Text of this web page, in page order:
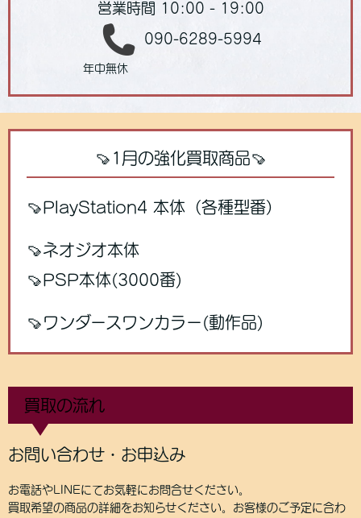
営業時間 10:00 - 19:00
090-6289-5994
年中無休
🍠1月の強化買取商品🍠
🍠PlayStation4 本体（各種型番）
🍠ネオジオ本体
🍠PSP本体(3000番)
🍠ワンダースワンカラー(動作品)
買取の流れ
お問い合わせ・お申込み
お電話やLINEにてお気軽にお問合せください。
買取希望の商品の詳細をお知らせください。お客様のご予定に合わ